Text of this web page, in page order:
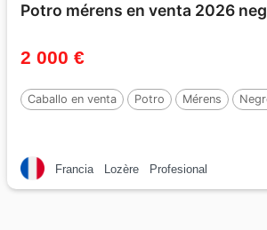
Potro mérens en venta 2026
2 000 €
Caballo en venta Potro Mérens
Francia Lozère Profesional